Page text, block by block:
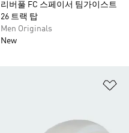
리버풀 FC 스페이서 팀가이스트
26 트랙 탑
Men Originals
New